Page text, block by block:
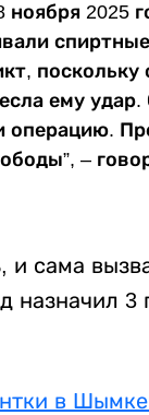
2025
поскольку
ему удар.
операцию.
–
и сама
назначил 3
в